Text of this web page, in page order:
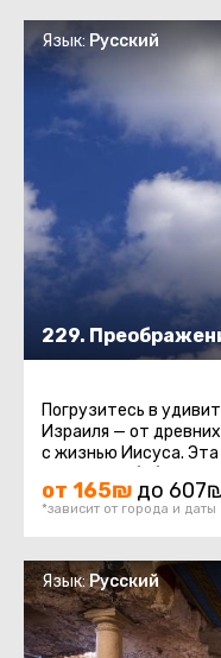
229.
Язык: Русский
Погрузитесь в
Израиля — от
с жизнью Иисуса.
от 165₪ до
*зависит от города и даты
Язык:Русский